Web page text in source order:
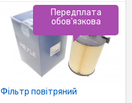
Фільтр повітряний
Передплата
обов'язкова